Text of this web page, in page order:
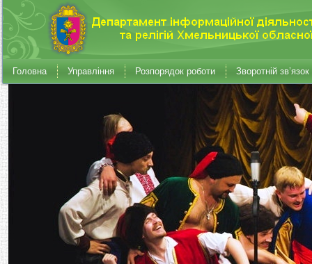
Головна Управління Розпорядок роботи Зворотній зв’язок